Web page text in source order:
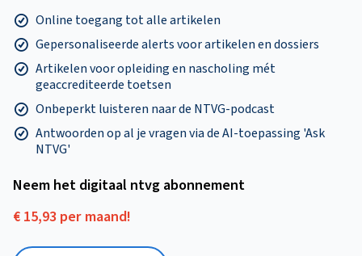
Online toegang tot alle artikelen
Gepersonaliseerde alerts voor artikelen en dossiers
Artikelen voor opleiding en nascholing mét
geaccrediteerde toetsen
Onbeperkt luisteren naar de NTVG-podcast
Antwoorden op al je vragen via de AI-toepassing 'Ask
NTVG'
Neem het digitaal ntvg abonnement
€ 15,93 per maand!